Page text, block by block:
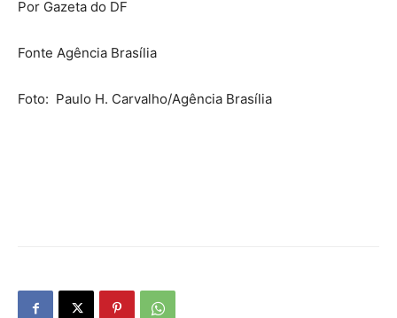
Por Gazeta do DF
Fonte Agência Brasília
Foto: Paulo H. Carvalho/Agência Brasília